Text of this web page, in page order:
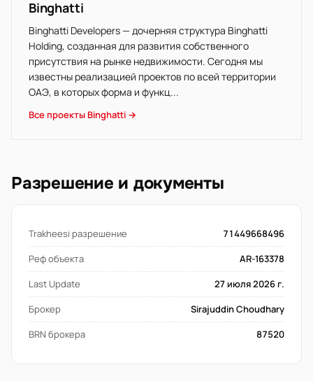
Binghatti
Binghatti Developers — дочерняя структура Binghatti
Holding, созданная для развития собственного
присутствия на рынке недвижимости. Сегодня мы
известны реализацией проектов по всей территории
ОАЭ, в которых форма и функц...
Все проекты Binghatti →
Разрешение и документы
Trakheesi разрешение
71449668496
Реф объекта
AR-163378
Last Update
27 июля 2026 г.
Брокер
Sirajuddin Choudhary
BRN брокера
87520